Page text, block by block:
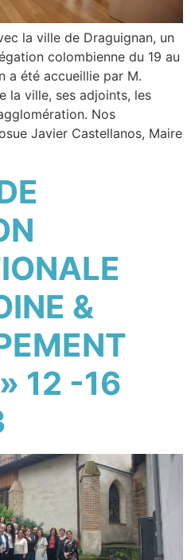
la ville de Draguignan, un
colombienne du 19 au
a été accueillie par M.
la ville, ses adjoints, les
Nos
Javier Castellanos, Maire
&
12 -16